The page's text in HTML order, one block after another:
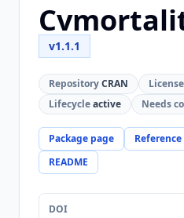
v1.1.1
RepositoryCRAN License
Lifecycleactive Needs
Package page Reference
README
DOI